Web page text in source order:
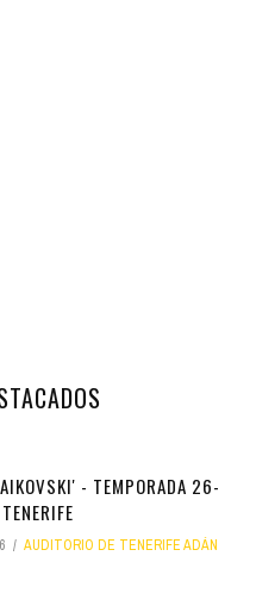
- TEMPORADA 26-
AUDITORIO DE TENERIFE ADÁN